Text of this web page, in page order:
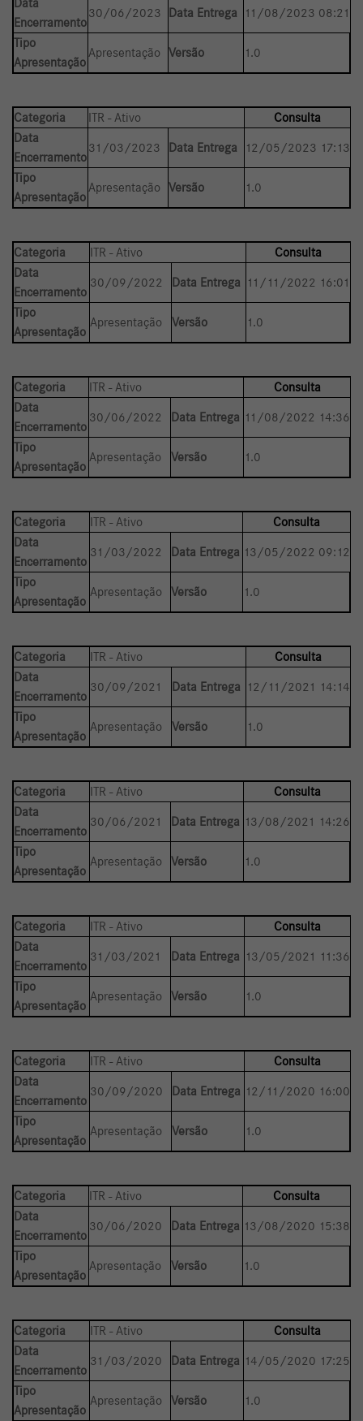
Encerramento
30/06/2023 Data Entrega
11/08/2023 08:21
Tipo
Apresentação
Apresentação Versão 1.0
Categoria ITR - Ativo
Consulta
Data
Encerramento
31/03/2023 Data Entrega
12/05/2023 17:13
Tipo
Apresentação
Apresentação Versão 1.0
Categoria ITR - Ativo
Consulta
Data
Encerramento
30/09/2022 Data Entrega 11/11/2022 16:01
Tipo
Apresentação
Apresentação Versão 1.0
Categoria ITR - Ativo
Consulta
Data
Encerramento
30/06/2022 Data Entrega 11/08/2022 14:36
Tipo
Apresentação
Apresentação Versão 1.0
Categoria ITR - Ativo
Consulta
Data
Encerramento
31/03/2022 Data Entrega 13/05/2022 09:12
Tipo
Apresentação
Apresentação Versão 1.0
Categoria ITR - Ativo
Consulta
Data
Encerramento
30/09/2021 Data Entrega 12/11/2021 14:14
Tipo
Apresentação
Apresentação Versão 1.0
Categoria ITR - Ativo
Consulta
Data
Encerramento
30/06/2021 Data Entrega 13/08/2021 14:26
Tipo
Apresentação
Apresentação Versão 1.0
Categoria ITR - Ativo
Consulta
Data
Encerramento
31/03/2021 Data Entrega 13/05/2021 11:36
Tipo
Apresentação
Apresentação Versão 1.0
Categoria ITR - Ativo
Consulta
Data
Encerramento
30/09/2020 Data Entrega 12/11/2020 16:00
Tipo
Apresentação
Apresentação Versão 1.0
Categoria ITR - Ativo
Consulta
Data
Encerramento
30/06/2020 Data Entrega 13/08/2020 15:38
Tipo
Apresentação
Apresentação Versão 1.0
Categoria ITR - Ativo
Consulta
Data
Encerramento
31/03/2020 Data Entrega 14/05/2020 17:25
Tipo
Apresentação
Apresentação Versão 1.0